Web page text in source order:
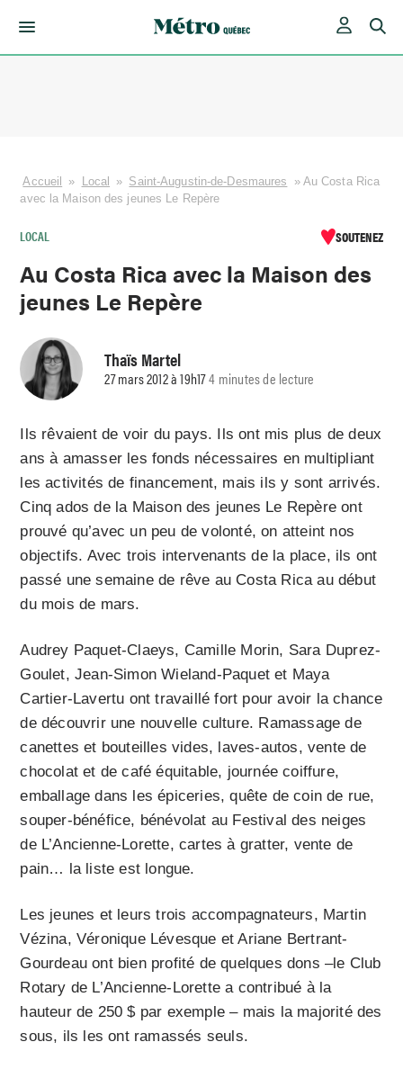
Accueil » Local » Saint-Augustin-de-Desmaures » Au Costa Rica
avec la Maison des jeunes Le Repère
LOCAL SOUTENEZ
Au Costa Rica avec la Maison des
jeunes Le Repère
Thaïs Martel
27 mars 2012 à 19h174 minutes de lecture
Ils rêvaient de voir du pays. Ils ont mis plus de deux
ans à amasser les fonds nécessaires en multipliant
les activités de financement, mais ils y sont arrivés.
Cinq ados de la Maison des jeunes Le Repère ont
prouvé qu’avec un peu de volonté, on atteint nos
objectifs. Avec trois intervenants de la place, ils ont
passé une semaine de rêve au Costa Rica au début
du mois de mars.
Audrey Paquet-Claeys, Camille Morin, Sara Duprez-
Goulet, Jean-Simon Wieland-Paquet et Maya
Cartier-Lavertu ont travaillé fort pour avoir la chance
de découvrir une nouvelle culture. Ramassage de
canettes et bouteilles vides, laves-autos, vente de
chocolat et de café équitable, journée coiffure,
emballage dans les épiceries, quête de coin de rue,
souper-bénéfice, bénévolat au Festival des neiges
de L’Ancienne-Lorette, cartes à gratter, vente de
pain… la liste est longue.
Les jeunes et leurs trois accompagnateurs, Martin
Vézina, Véronique Lévesque et Ariane Bertrant-
Gourdeau ont bien profité de quelques dons –le Club
Rotary de L’Ancienne-Lorette a contribué à la
hauteur de 250 $ par exemple – mais la majorité des
sous, ils les ont ramassés seuls.